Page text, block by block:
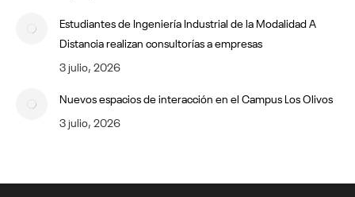
Estudiantes de Ingeniería Industrial de la Modalidad A
Distancia realizan consultorías a empresas
3 julio, 2026
Nuevos espacios de interacción en el Campus Los Olivos
3 julio, 2026